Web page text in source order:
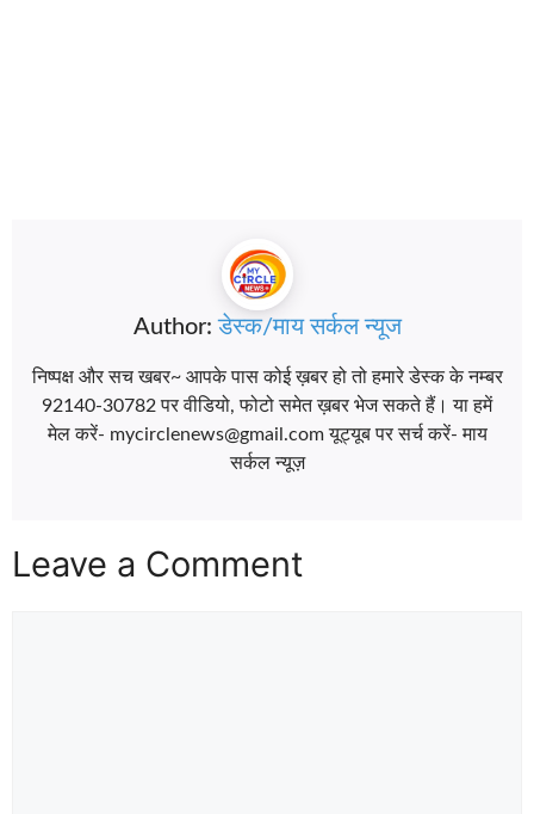
Author:डेस्क/माय सर्कल न्यूज
निष्पक्ष और सच खबर~ आपके पास कोई ख़बर हो तो हमारे डेस्क के नम्बर
92140-30782 पर वीडियो, फोटो समेत ख़बर भेज सकते हैं। या हमें
मेल करें- mycirclenews@gmail.com यूट्यूब पर सर्च करें- माय
सर्कल न्यूज़
Leave a Comment